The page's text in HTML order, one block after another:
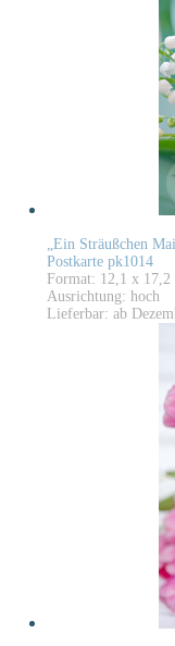
„Ein Sträußchen
Postkarte pk1014
Format: 12,1 x 17,2
Ausrichtung: hoch
Lieferbar: ab